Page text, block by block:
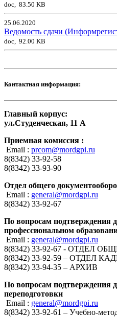
doc, 83.50 KB
25.06.2020
Ведомость сдачи
doc, 92.00 KB
Контактная информация:
Главный корпус:
ул.Студенческая, 11 А
Приемная комиссия :
Email : prcom@mordgpi.ru
8(8342) 33-92-58
8(8342) 33-93-90
Отдел общего
Email : general@mordgpi.ru
8(8342) 33-92-67
По вопросам подтверждения
профессиональном
Email : general@mordgpi.ru
8(8342) 33-92-67 - ОТДЕЛ
8(8342) 33-92-59 – ОТДЕЛ
8(8342) 33-94-35 – АРХИВ
По вопросам подтверждения
переподготовки
Email : general@mordgpi.ru
8(8342) 33-92-61 – Учебно-